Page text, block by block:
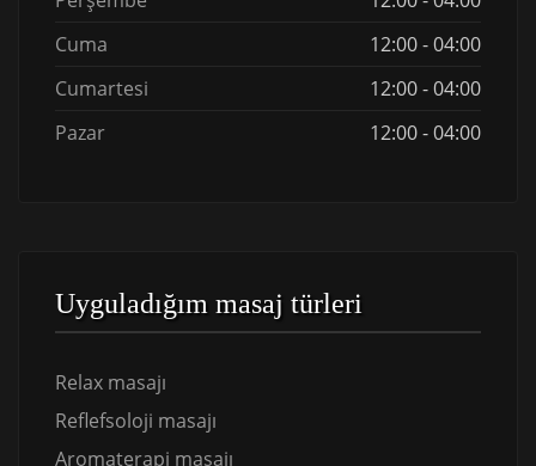
Cuma
12:00 - 04:00
Cumartesi
12:00 - 04:00
Pazar
12:00 - 04:00
Uyguladığım masaj türleri
Relax masajı
Reflefsoloji masajı
Aromaterapi masajı